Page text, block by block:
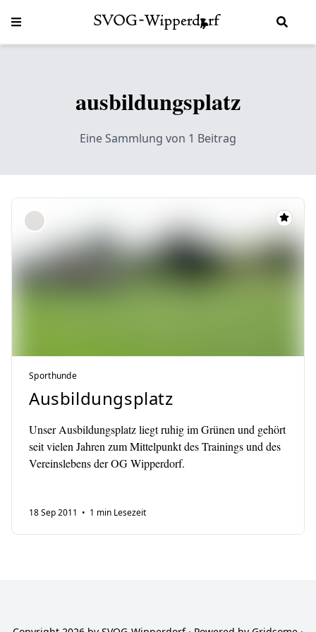
SVOG-Wipperdorf
ausbildungsplatz
Eine Sammlung von 1 Beitrag
Sporthunde
Ausbildungsplatz
Unser Ausbildungsplatz liegt ruhig im Grünen und gehört
seit vielen Jahren zum Mittelpunkt des Trainings und des
Vereinslebens der OG Wipperdorf.
18 Sep 2011 • 1 min Lesezeit